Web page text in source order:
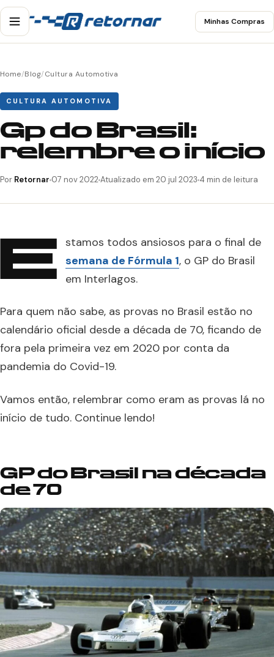
Minhas Compras
Home/Blog/Cultura Automotiva
CULTURA AUTOMOTIVA
Gp do Brasil:
relembre o início
Por Retornar 07 nov 2022Atualizado em 20 jul 2023 4 min de leitura
stamos todos ansiosos para o final de
semana de Fórmula 1, o GP do Brasil
em Interlagos.
Para quem não sabe, as provas no Brasil estão no
calendário oficial desde a década de 70, ficando de
fora pela primeira vez em 2020 por conta da
pandemia do Covid-19.
Vamos então, relembrar como eram as provas lá no
início de tudo. Continue lendo!
GP do Brasil na década
de 70